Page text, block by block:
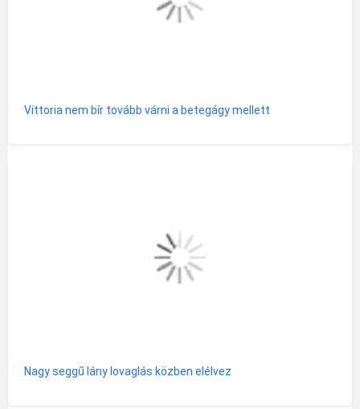
Vittoria nem bír tovább várni a betegágy mellett
Nagy seggű lány lovaglás közben elélvez